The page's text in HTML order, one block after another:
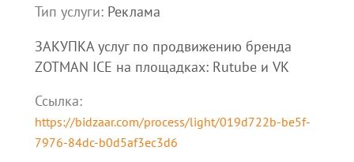
Тип услуги: Реклама
ЗАКУПКА услуг по продвижению бренда
ZOTMAN ICE на площадках: Rutube и VK
Ссылка:
https://bidzaar.com/process/light/019d722b-be5f-
7976-84dc-b0d5af3ec3d6